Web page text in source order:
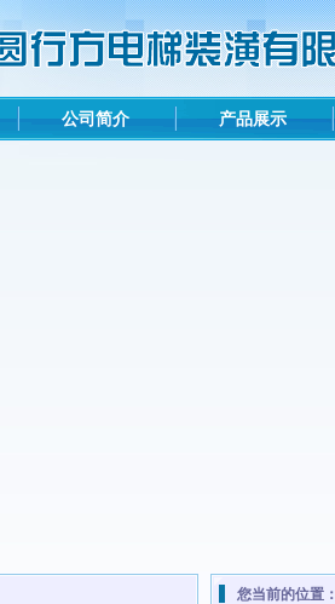
公司简介 产品展示
您当前的位置：